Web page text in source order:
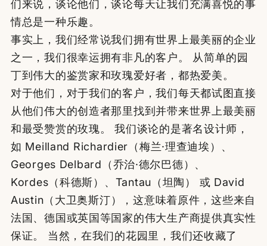
们来说，谈论他们，谈论每天让我们充满喜悦的事
情总是一种乐趣。
事实上，我们经常说我们拥有世界上最美丽的企业
之一，我们很幸运拥有非凡的客户。 从简单的园
丁到伟大的鉴赏家和玫瑰爱好者，都热爱美。
对于他们，对于我们的客户，我们每天都试图直接
从他们伟大的创造者那里找到并带来世界上最美丽
和最受赞赏的玫瑰。 我们谈论的是著名设计师，
如 Meilland Richardier（梅兰·理查迪埃）、
Georges Delbard（乔治·德尔巴德）、
Kordes（科德斯）、Tantau（坦陶） 或 David
Austin（大卫奥斯汀），这意味着原件，这些来自
法国、德国或英国等国家的伟大生产商提供真实性
保证。 当然，在我们的花园里，我们还收藏了